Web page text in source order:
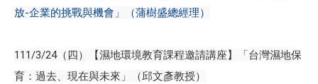
放-企業的挑戰與機會」（蒲樹盛總經理）
111/3/24（四）【濕地環境教育課程邀請講座】「台灣濕地保
育：過去、現在與未來」（邱文彥教授）